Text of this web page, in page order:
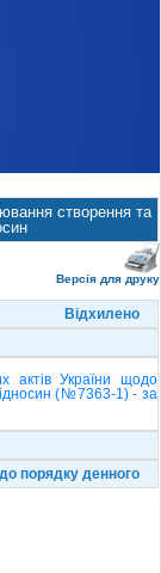
створення та
Версія для друку
Відхилено
актів України щодо
(№7363-1) - за
порядку денного